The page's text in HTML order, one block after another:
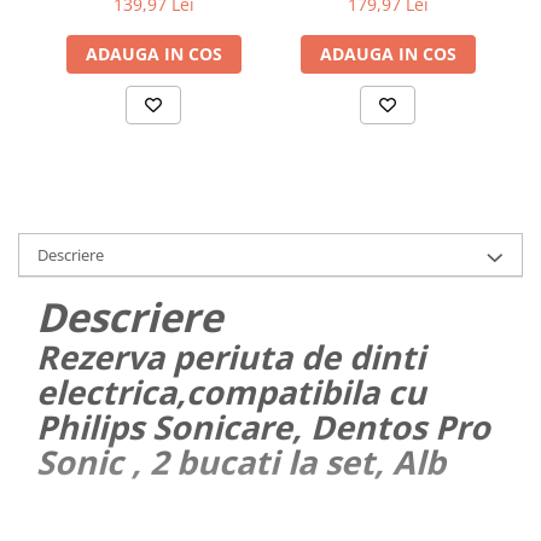
Generatoare Ozon
Prajitoare de paine
Sandwich-maker
Periute de dinti electrice
Accesorii Periute de Dinti Electrice
Accesorii aparate de ras clasice
Accesorii aparate de ras electrice
Aparate cosmetice
Aparate de ras si tuns
Aparate masaj
iO, Negru, 6 buc
ADAUGA IN COS
iO, Negru, 8 buc
ADAUGA IN COS
Descriere
Descriere
Rezerva periuta de dinti
electrica,compatibila cu
Philips Sonicare, Dentos Pro
Sonic , 2 bucati la set, Alb